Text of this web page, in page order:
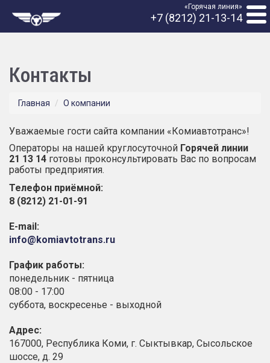
«Горячая линия»
+7 (8212) 21-13-14
Контакты
Главная О компании
Уважаемые гости сайта компании «Комиавтотранс»!
Операторы на нашей круглосуточной Горячей линии
21 13 14 готовы проконсультировать Вас по вопросам
работы предприятия.
Телефон приёмной:
8 (8212) 21-01-91
E-mail:
info@komiavtotrans.ru
График работы:
понедельник - пятница
08:00 - 17:00
суббота, воскресенье - выходной
Адрес:
167000, Республика Коми, г. Сыктывкар, Сысольское
шоссе, д. 29